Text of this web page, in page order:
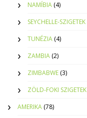
NAMÍBIA (4)
SEYCHELLE-SZIGETEK
TUNÉZIA (4)
ZAMBIA (2)
ZIMBABWE (3)
ZÖLD-FOKI SZIGETEK
AMERIKA (78)